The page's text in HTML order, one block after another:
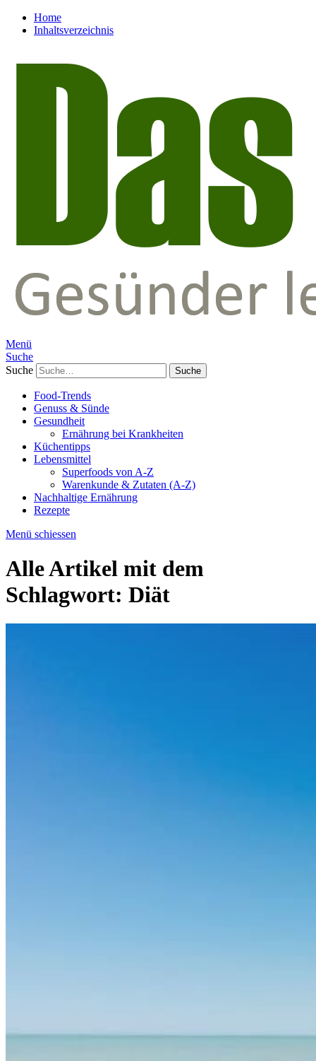
Home
Inhaltsverzeichnis
Menü
Suche
Suche
Food-Trends
Genuss & Sünde
Gesundheit
Ernährung bei Krankheiten
Küchentipps
Lebensmittel
Superfoods von A-Z
Warenkunde & Zutaten (A-Z)
Nachhaltige Ernährung
Rezepte
Menü schiessen
Alle Artikel mit dem
Schlagwort: Diät